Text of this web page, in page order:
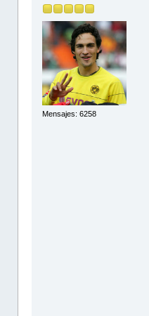
Mensajes: 6258